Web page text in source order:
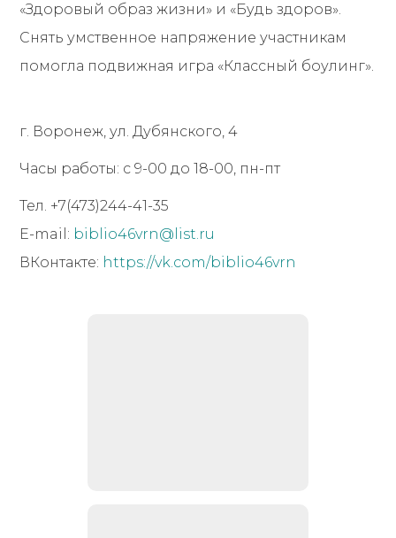
«Здоровый образ жизни» и «Будь здоров».
Снять умственное напряжение участникам
помогла подвижная игра «Классный боулинг».
г. Воронеж, ул. Дубянского, 4
Часы работы: с 9-00 до 18-00, пн-пт
Тел. +7(473)244-41-35
Е-mail: biblio46vrn@list.ru
ВКонтакте: https://vk.com/biblio46vrn